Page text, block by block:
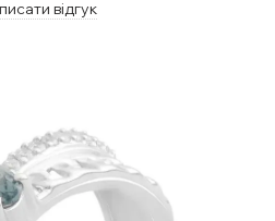
відгук